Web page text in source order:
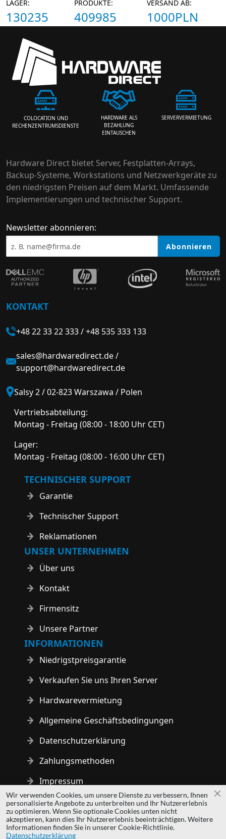
LAGER:
130235
PRODUKTE:
409985
VERSAND AB:
1000PLN
COLOCATION UND
RECHENZENTRUMSDIENSTE
HARDWARE ALS
BEZAHLUNG
EINTAUSCHEN
SERVERVERMIETUNG
Hardware Direct bietet Server, Festplatten-Arrays,
Backup-Systeme, Workstations und Netzwerkgeräte zu
den niedrigsten Preisen auf dem Markt. Umfassende
Implementierungen und technischer Support.
Newsletter abonnieren:
Abonnieren
KONTAKT
+48 22 33 22 333/+48 535 333 133
sales@hardwaredirect.de/
support@hardwaredirect.de
Salsy 2 / 02-823 Warszawa / Polen
Vertriebsabteilung:
Montag - Freitag (08:00 - 18:00 Uhr CET)
Lager:
Montag - Freitag (08:00 - 16:00 Uhr CET)
TECHNISCHER SUPPORT
Garantie
Technischer Support
Reklamationen
UNSER UNTERNEHMEN
Über uns
Kontakt
Firmensitz
Unsere Partner
INFORMATIONEN
Niedrigstpreisgarantie
Verkaufen Sie uns Ihren Server
Hardwarevermietung
Allgemeine Geschäftsbedingungen
Datenschutzerklärung
Zahlungsmethoden
Impressum
Copyright © 2014 - 2026 MS Development | All rights reserved
| All logos and trademarks are properties of their respective
owners.
Wir verwenden Cookies, um unsere Dienste zu verbessern, Ihnen
personalisierte Angebote zu unterbreiten und Ihr Nutzererlebnis
zu optimieren. Wenn Sie optionale Cookies unten nicht
akzeptieren, kann dies Ihr Nutzererlebnis beeinträchtigen. Weitere
Informationen finden Sie in unserer Cookie-Richtlinie.
Datenschutzerklärung